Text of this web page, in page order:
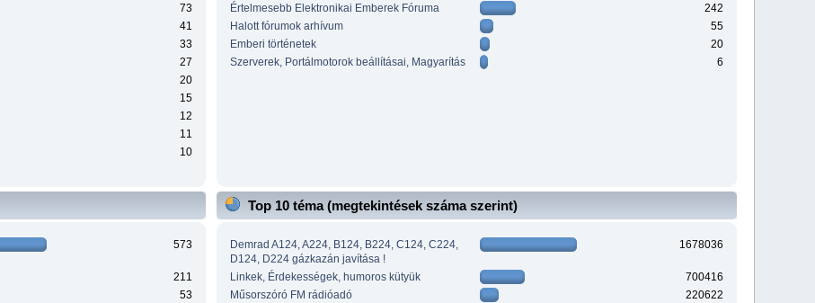
73
41
33
27
20
15
12
11
10
Értelmesebb Elektronikai Emberek Fóruma
242
Halott fórumok arhívum
55
Emberi történetek
20
Szerverek, Portálmotorok beállításai, Magyarítás
6
573
211
53
Top 10 téma (megtekintések száma szerint)
Demrad A124, A224, B124, B224, C124, C224,
D124, D224 gázkazán javítása !
1678036
Linkek, Érdekességek, humoros kütyük
700416
Műsorszóró FM rádióadó
220622